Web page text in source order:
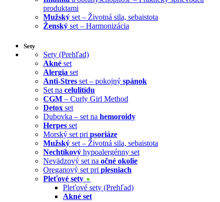
produktami
Mužský set – Životná sila, sebaistota
Ženský set – Harmonizácia
Sety
Sety (Prehľad)
Akné set
Alergia set
Anti-Stres set – pokojný spánok
Set na celulitídu
CGM – Curly Girl Method
Detox set
Dubovka – set na hemoroidy
Herpes set
Morský set pri psoriáze
Mužský set – Životná sila, sebaistota
Nechtíkový hypoalergénny set
Nevädzový set na očné okolie
Oreganový set pri plesniach
Pleťové sety ▼
Pleťové sety (Prehľad)
Akné set